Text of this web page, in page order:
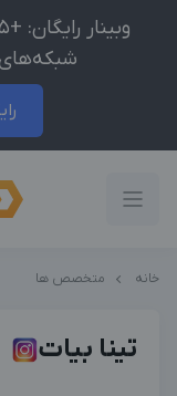
شبکه‌های
خانه متخصص ها
تینا بیات